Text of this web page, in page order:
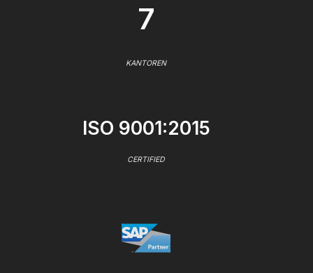
7
KANTOREN
ISO 9001:2015
CERTIFIED